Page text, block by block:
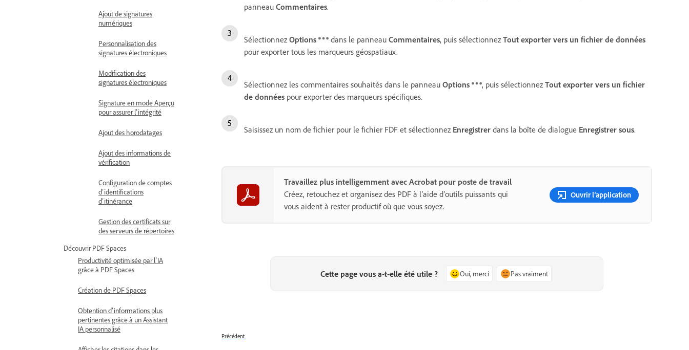
Ajout de signatures
numériques
Personnalisation des
signatures électroniques
Modification des
signatures électroniques
Signature en mode Aperçu
pour assurer l’intégrité
Ajout des horodatages
Ajout des informations de
vérification
Configuration de comptes
d’identifications
d’itinérance
Gestion des certificats sur
des serveurs de répertoires
Découvrir PDF Spaces
Productivité optimisée par l’IA
grâce à PDF Spaces
Création de PDF Spaces
Obtention d’informations plus
pertinentes grâce à un Assistant
IA personnalisé
panneau Commentaires.
SélectionnezOptions dans le panneau Commentaires, puis sélectionnezTout exporter vers un fichier de données
pour exporter tous les marqueurs géospatiaux.
Sélectionnez les commentaires souhaités dans le panneau Options , puis sélectionnezTout exporter vers un fichier
de données pour exporter des marqueurs spécifiques.
Saisissez un nom de fichier pour le fichier FDF et sélectionnez Enregistrer dans la boîte de dialogue Enregistrer sous.
Travaillez plus intelligemment avec Acrobat pour poste de travail
Créez, retouchez et organisez des PDF à l’aide d’outils puissants qui
vous aident à rester productif où que vous soyez.
Ouvrir l’application
Cette page vous a-t-elle été utile ? Oui, merci Pas vraiment
Précédent